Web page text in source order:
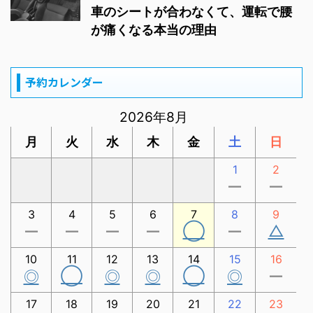
車のシートが合わなくて、運転で腰
が痛くなる本当の理由
予約カレンダー
2026年8月
月 火 水 木 金 土 日
1
ー
2
ー
3
ー
4
ー
5
ー
6
ー
7
◯
8
ー
9
△
10
◎
11
◯
12
◎
13
◎
14
◯
15
◎
16
ー
17 18 19 20 21 22 23